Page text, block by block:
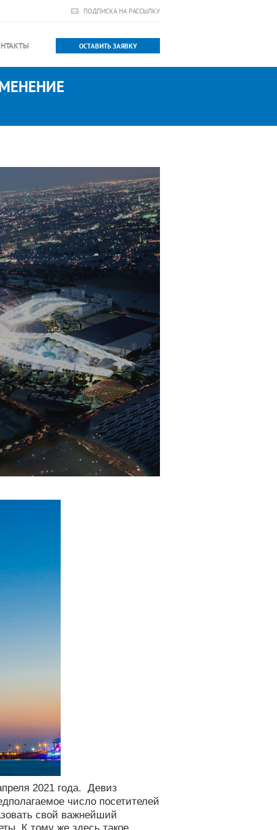
ПОДПИСКА НА РАССЫЛКУ
ОСТАВИТЬ ЗАЯВКУ
2021 года. Девиз
число посетителей
свой важнейший
К тому же здесь такое